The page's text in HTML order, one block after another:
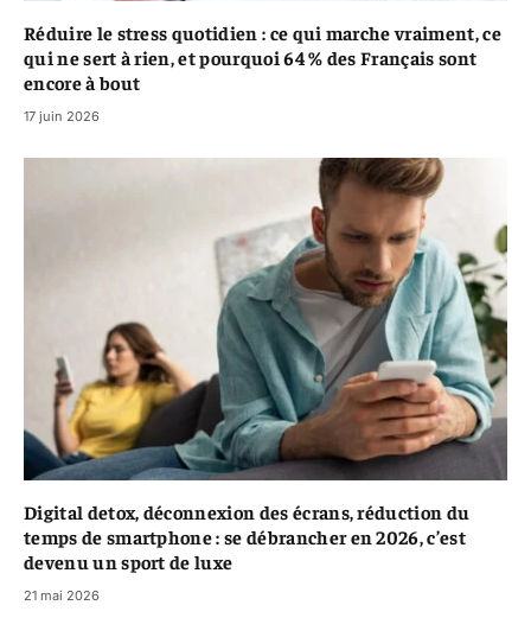
Réduire le stress quotidien : ce qui marche vraiment, ce
qui ne sert à rien, et pourquoi 64 % des Français sont
encore à bout
17 juin 2026
Digital detox, déconnexion des écrans, réduction du
temps de smartphone : se débrancher en 2026, c’est
devenu un sport de luxe
21 mai 2026